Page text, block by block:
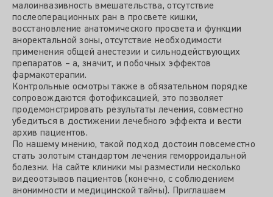
малоинвазивность вмешательства, отсутствие
послеоперационных ран в просвете кишки,
восстановление анатомического просвета и функции
аноректальной зоны, отсутствие необходимости
применения общей анестезии и сильнодействующих
препаратов – а, значит, и побочных эффектов
фармакотерапии.
Контрольные осмотры также в обязательном порядке
сопровождаются фотофиксацией, это позволяет
продемонстрировать результаты лечения, совместно
убедиться в достижении лечебного эффекта и вести
архив пациентов.
По нашему мнению, такой подход достоин повсеместно
стать золотым стандартом лечения геморроидальной
болезни. На сайте клиники мы разместили несколько
видеоотзывов пациентов (конечно, с соблюдением
анонимности и медицинской тайны). Приглашаем